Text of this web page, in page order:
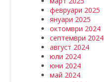
февруари 2025
януари 2025
октомври 2024
септември 2024
август 2024
юли 2024
юни 2024
май 2024